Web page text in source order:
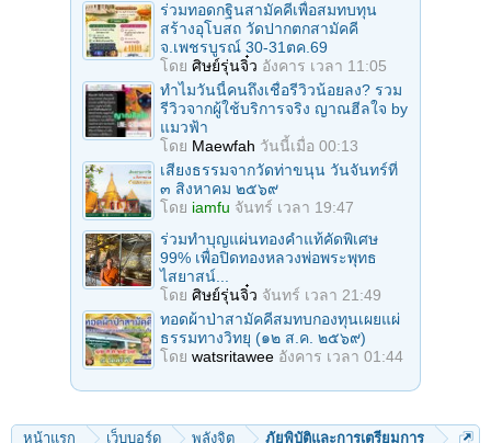
ร่วมทอดกฐินสามัคคีเพื่อสมทบทุน
สร้างอุโบสถ วัดปากตกสามัคคี
จ.เพชรบูรณ์ 30-31ตค.69
โดย ศิษย์รุ่นจิ๋ว อังคาร เวลา 11:05
ทำไมวันนี้คนถึงเชื่อรีวิวน้อยลง? รวม
รีวิวจากผู้ใช้บริการจริง ญาณฮีลใจ by
แมวฟ้า
โดย Maewfah วันนี้เมื่อ 00:13
เสียงธรรมจากวัดท่าขนุน วันจันทร์ที่
๓ สิงหาคม ๒๕๖๙
โดย iamfu จันทร์ เวลา 19:47
ร่วมทําบุญแผ่นทองคำแท้คัดพิเศษ
99% เพื่อปิดทองหลวงพ่อพระพุทธ
ไสยาสน์...
โดย ศิษย์รุ่นจิ๋ว จันทร์ เวลา 21:49
ทอดผ้าป่าสามัคคีสมทบกองทุนเผยแผ่
ธรรมทางวิทยุ (๑๒ ส.ค. ๒๕๖๙)
โดย watsritawee อังคาร เวลา 01:44
หน้าแรก เว็บบอร์ด พลังจิต ภัยพิบัติและการเตรียมการ